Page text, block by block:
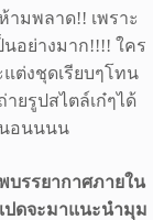
ามพลาด!! เพราะ
นอย่างมาก!!!! ใคร
ต่งชุดเรียบๆโทน
ยรูปสไตล์เก๋ๆได้
อนนนน
บรรยากาศภายใน
ดจะมาแนะนำมุม